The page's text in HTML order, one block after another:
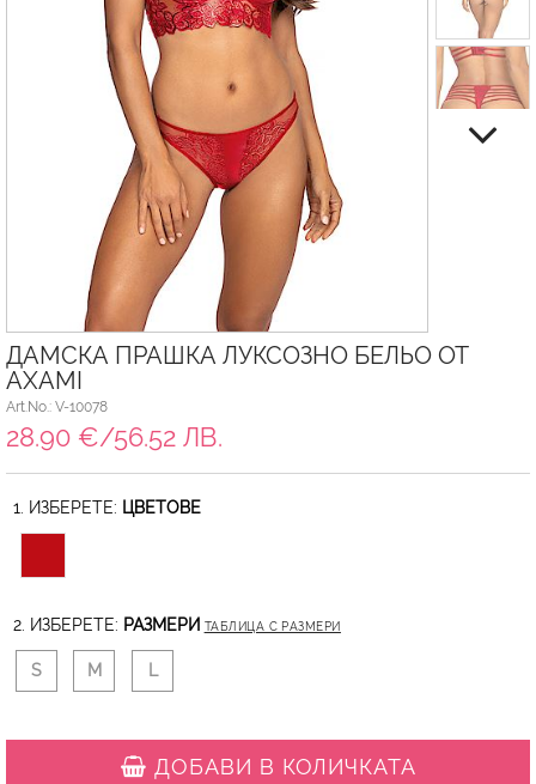
ДАМСКА ПРАШКА ЛУКСОЗНО БЕЛЬО ОТ
AXAMI
Art.No.: V-10078
28.90 €/56.52 ЛВ.
1. ИЗБЕРЕТЕ: ЦВЕТОВЕ
2. ИЗБЕРЕТЕ: РАЗМЕРИ ТАБЛИЦА С РАЗМЕРИ
S M L
ДОБАВИ В КОЛИЧКАТА